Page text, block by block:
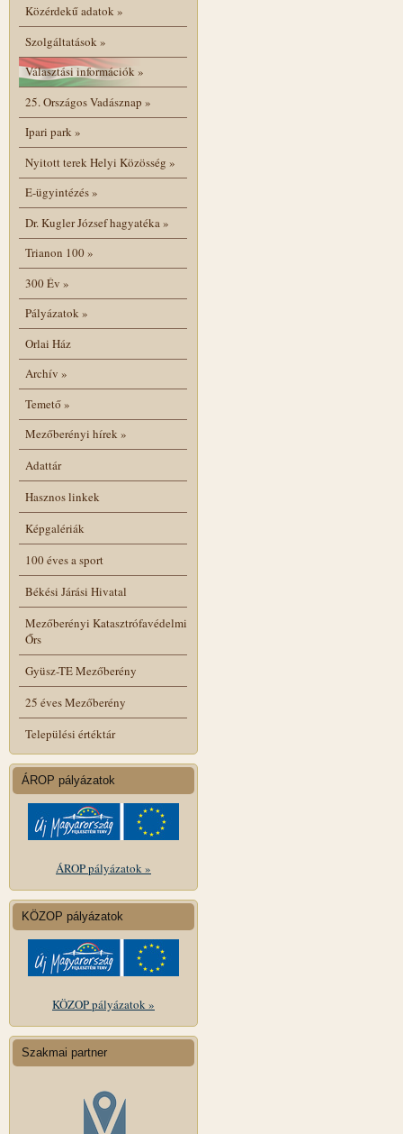
Közérdekű adatok»
Szolgáltatások»
Választási információk»
25. Országos Vadásznap »
Ipari park»
Nyitott terek Helyi Közösség »
E-ügyintézés»
Dr. Kugler József hagyatéka»
Trianon 100»
300 Év »
Pályázatok»
Orlai Ház
Archív »
Temető»
Mezőberényi hírek»
Adattár
Hasznos linkek
Képgalériák
100 éves a sport
Békési Járási Hivatal
Mezőberényi Katasztrófavédelmi
Őrs
Gyüsz-TE Mezőberény
25 éves Mezőberény
Települési értéktár
ÁROP pályázatok
ÁROP pályázatok »
KÖZOP pályázatok
KÖZOP pályázatok »
Szakmai partner